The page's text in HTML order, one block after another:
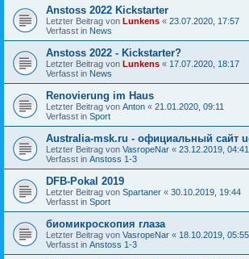
Anstoss 2022 Kickstarter
Letzter Beitrag von Lunkens « 23.07.2020, 17:57
Verfasst in News
Anstoss 2022 - Kickstarter?
Letzter Beitrag von Lunkens « 17.07.2020, 18:17
Verfasst in News
Renovierung im Haus
Letzter Beitrag von Anton « 21.01.2020, 09:11
Verfasst in Sport
Australia-msk.ru - официальный сайт
Letzter Beitrag von VasropeNar « 23.12.2019, 04:41
Verfasst in Anstoss 1-3
DFB-Pokal 2019
Letzter Beitrag von Spartaner « 30.10.2019, 19:44
Verfasst in Sport
биомикроскопия глаза
Letzter Beitrag von VasropeNar « 18.10.2019, 05:55
Verfasst in Anstoss 1-3